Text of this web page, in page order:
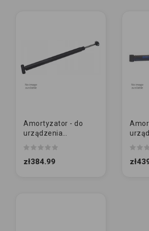
Amortyzator - do
urządzenia
ZAMIENNIK | AL-KO
251S (10018491)
zł384.99
251G